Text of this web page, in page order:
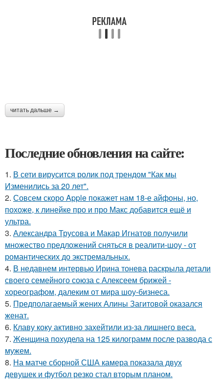
читать дальше →
Последние обновления на сайте:
1. В сети вирусится ролик под трендом "Как мы
Изменились за 20 лет".
2. Совсем скоро Apple покажет нам 18-е айфоны, но,
похоже, к линейке про и про Макс добавится ещё и
ультра.
3. Александра Трусова и Макар Игнатов получили
множество предложений сняться в реалити-шоу - от
романтических до экстремальных.
4. В недавнем интервью Ирина тонева раскрыла детали
своего семейного союза с Алексеем брижей -
хореографом, далеким от мира шоу-бизнеса.
5. Предполагаемый жених Алины Загитовой оказался
женат.
6. Клаву коку активно захейтили из-за лишнего веса.
7. Женщина похудела на 125 килограмм после развода с
мужем.
8. На матче сборной США камера показала двух
девушек и футбол резко стал вторым планом.